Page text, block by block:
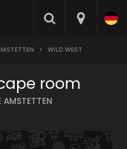
> WILD WEST
room
AMSTETTEN